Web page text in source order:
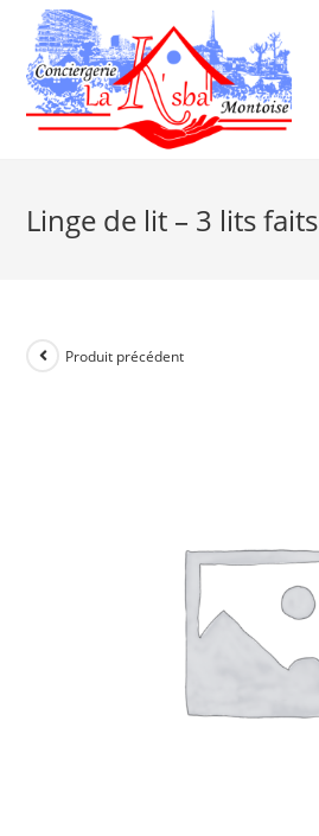
Linge de lit – 3 lits faits
Produit précédent